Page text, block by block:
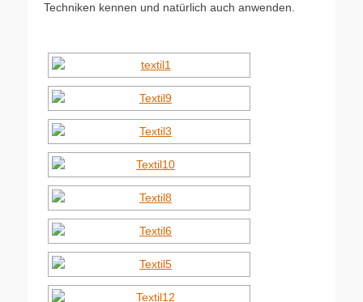
Techniken kennen und natürlich auch anwenden.